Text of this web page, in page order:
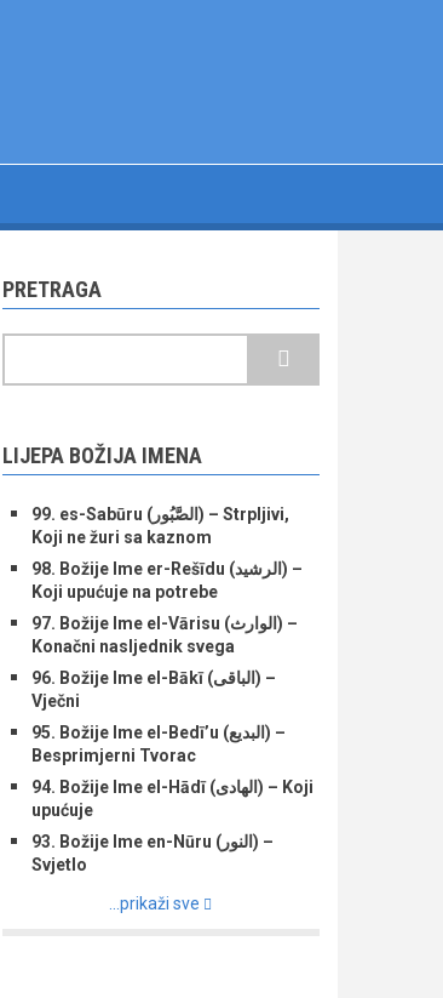
PRETRAGA
LIJEPA BOŽIJA IMENA
99. es-Sabūru (الصَّبُور) – Strpljivi,
Koji ne žuri sa kaznom
98. Božije Ime er-Rešīdu (الرشید) –
Koji upućuje na potrebe
97. Božije Ime el-Vārisu (الوارث) –
Konačni nasljednik svega
96. Božije Ime el-Bākī (الباقی) –
Vječni
95. Božije Ime el-Bedī’u (البدیع) –
Besprimjerni Tvorac
94. Božije Ime el-Hādī (الهادی) – Koji
upućuje
93. Božije Ime en-Nūru (النور) –
Svjetlo
...prikaži sve